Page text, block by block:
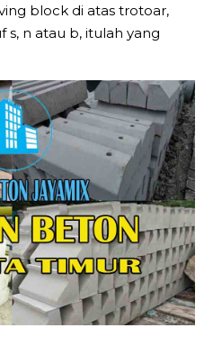
block di atas trotoar,
n atau b, itulah yang